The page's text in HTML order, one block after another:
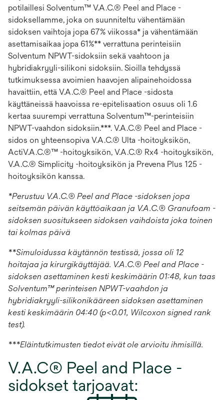
potilaillesi Solventum™ V.A.C.® Peel and Place -
sidoksellamme, joka on suunniteltu vähentämään
sidoksen vaihtoja jopa 67% viikossa* ja vähentämään
asettamisaikaa jopa 61%** verrattuna perinteisiin
Solventum NPWT-sidoksiin sekä vaahtoon ja
hybridiakryyli-silikoni sidoksiin. Sioilla tehdyssä
tutkimuksessa avoimien haavojen alipainehoidossa
havaittiin, että V.A.C.® Peel and Place -sidosta
käyttäneissä haavoissa re-epitelisaation osuus oli 1.6
kertaa suurempi verrattuna Solventum™-perinteisiin
NPWT-vaahdon sidoksiin.***. V.A.C.® Peel and Place -
sidos on yhteensopiva V.A.C.® Ulta -hoitoyksikön,
ActiV.A.C.®™ -hoitoyksikön, V.A.C.® Rx4 -hoitoyksikön,
V.A.C.® Simplicity -hoitoyksikön ja Prevena Plus 125 -
hoitoyksikön kanssa.
*Perustuu V.A.C.® Peel and Place -sidoksen jopa
seitsemän päivän käyttöaikaan ja V.A.C.® Granufoam -
sidoksen suositukseen sidoksen vaihdoista joka toinen
tai kolmas päivä
**Simuloidussa käytännön testissä, jossa oli 12
hoitajaa ja kirurgikäyttäjää. V.A.C.® Peel and Place -
sidoksen asettaminen kesti keskimäärin 01:48, kun taas
Solventum™ perinteisen NPWT-vaahdon ja
hybridiakryyli-silikonikääreen sidoksen asettaminen
kesti keskimäärin 04:40 (p<0.01, Wilcoxon signed rank
test).
***Eläintutkimusten tiedot eivät ole arvioitu ihmisillä.
V.A.C® Peel and Place -
sidokset tarjoavat: